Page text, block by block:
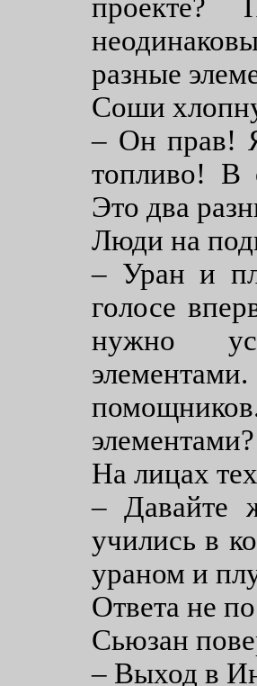
проекте?
разные
Соши
– Он прав!
топливо! В
Это два
Люди на
– Уран и
голосе
нужно
элементами?
На лицах
– Давайте
учились в
ураном и
Ответа не
Сьюзан
– Выход в